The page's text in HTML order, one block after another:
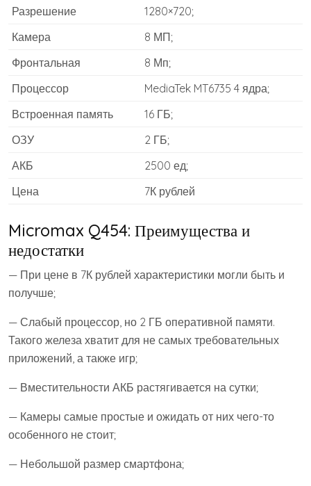
Разрешение
1280×720;
Камера
8 МП;
Фронтальная
8 Мп;
Процессор
MediaTek MT6735 4 ядра;
Встроенная память
16 ГБ;
ОЗУ
2 ГБ;
АКБ
2500 ед;
Цена
7К рублей
Micromax Q454: Преимущества и
недостатки
— При цене в 7К рублей характеристики могли быть и
получше;
— Слабый процессор, но 2 ГБ оперативной памяти.
Такого железа хватит для не самых требовательных
приложений, а также игр;
— Вместительности АКБ растягивается на сутки;
— Камеры самые простые и ожидать от них чего-то
особенного не стоит;
— Небольшой размер смартфона;